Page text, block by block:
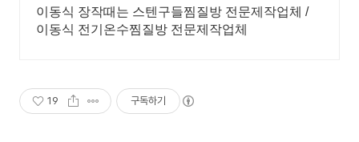
이동식 장작때는 스텐구들찜질방 전문제작업체 /
이동식 전기온수찜질방 전문제작업체
19 구독하기